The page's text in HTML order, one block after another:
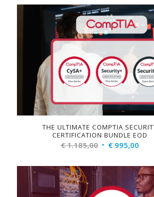
THE ULTIMATE COMPTIA
CERTIFICATION BUNDLE EOD
€1.185,00 Original
was:
€ 1.185,00.
€995,00
is:
€